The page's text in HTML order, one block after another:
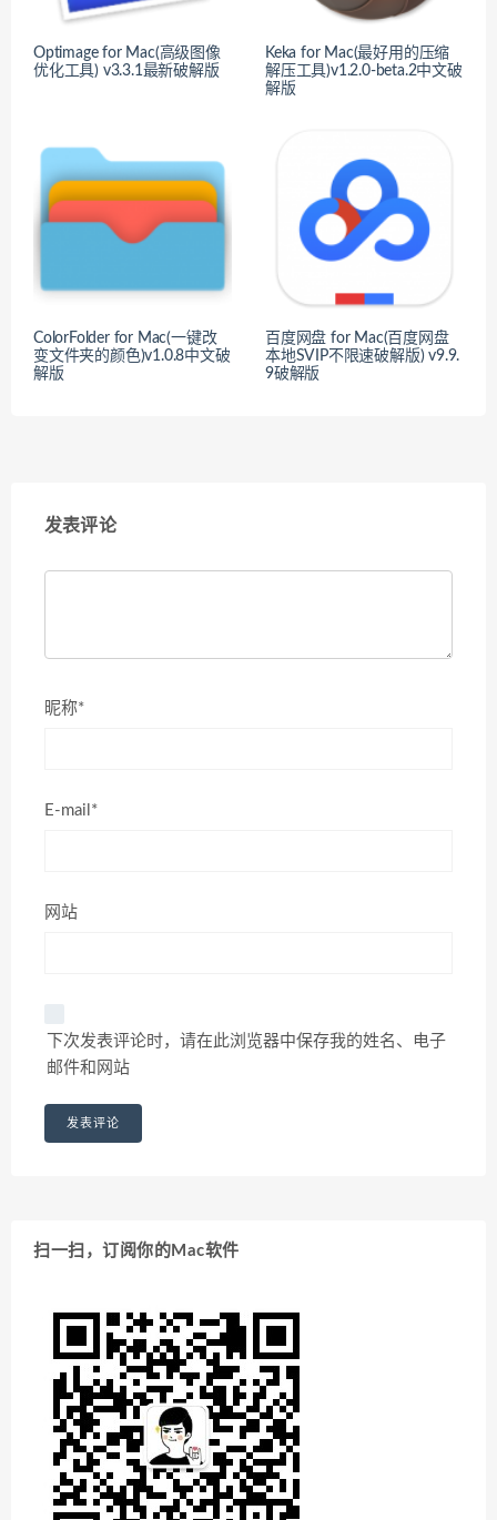
Optimage for Mac(高级图像
优化工具) v3.3.1最新破解版
Keka for Mac(最好用的压缩
解压工具)v1.2.0-beta.2中文破
解版
ColorFolder for Mac(一键改
变文件夹的颜色)v1.0.8中文破
解版
百度网盘 for Mac(百度网盘
本地SVIP不限速破解版) v9.9.
9破解版
发表评论
昵称*
E-mail*
网站
下次发表评论时，请在此浏览器中保存我的姓名、电子
邮件和网站
扫一扫，订阅你的Mac软件